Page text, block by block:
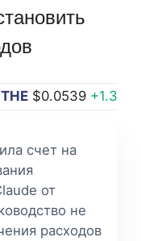
THE $0.0539 +1.32%
счет на
от
не
расходов